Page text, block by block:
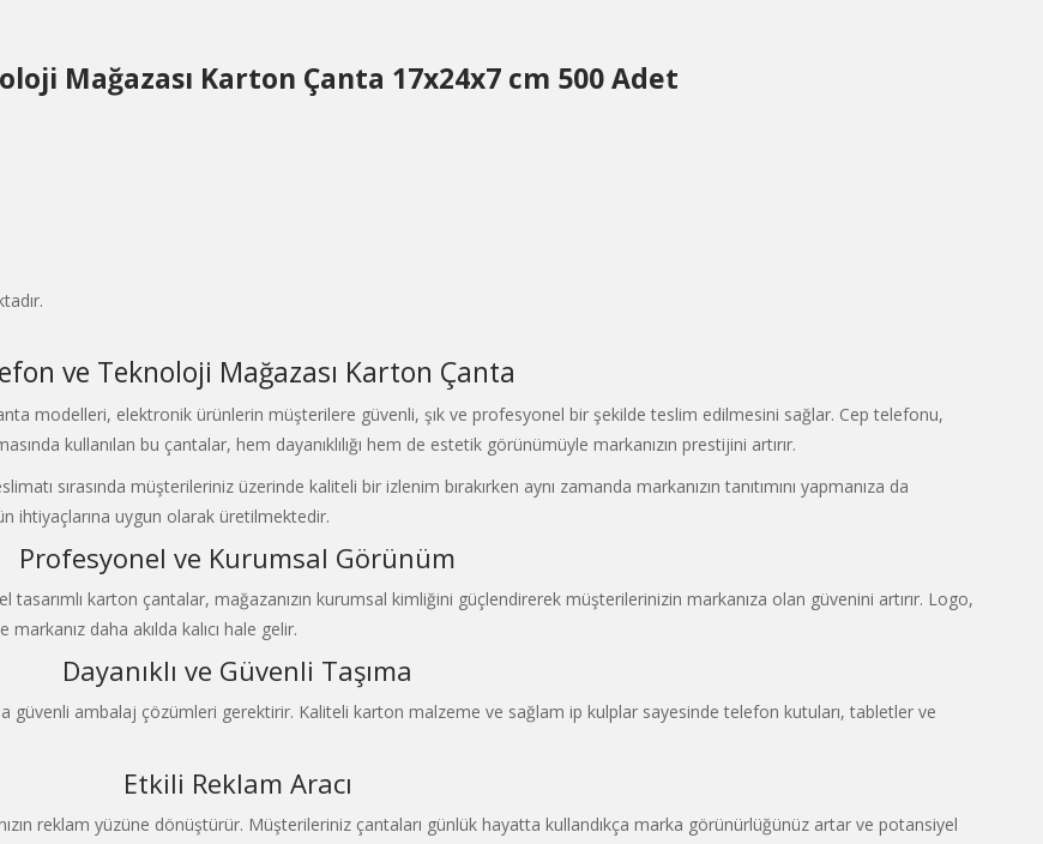
Mağazası Karton Çanta 17x24x7 cm 500 Adet
ve Teknoloji Mağazası Karton Çanta
modelleri, elektronik ürünlerin müşterilere güvenli, şık ve profesyonel bir şekilde teslim edilmesini sağlar. Cep telefonu,
kullanılan bu çantalar, hem dayanıklılığı hem de estetik görünümüyle markanızın prestijini artırır.
sırasında müşterileriniz üzerinde kaliteli bir izlenim bırakırken aynı zamanda markanızın tanıtımını yapmanıza da
ihtiyaçlarına uygun olarak üretilmektedir.
Profesyonel ve Kurumsal Görünüm
karton çantalar, mağazanızın kurumsal kimliğini güçlendirerek müşterilerinizin markanıza olan güvenini artırır. Logo,
daha akılda kalıcı hale gelir.
Dayanıklı ve Güvenli Taşıma
güvenli ambalaj çözümleri gerektirir. Kaliteli karton malzeme ve sağlam ip kulplar sayesinde telefon kutuları, tabletler ve
Etkili Reklam Aracı
reklam yüzüne dönüştürür. Müşterileriniz çantaları günlük hayatta kullandıkça marka görünürlüğünüz artar ve potansiyel